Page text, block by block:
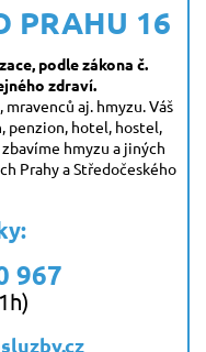
PRAHU 16
podle zákona č.
zdraví.
aj. hmyzu. Váš
penzion, hotel, hostel,
hmyzu a jiných
Prahy a Středočeského
967